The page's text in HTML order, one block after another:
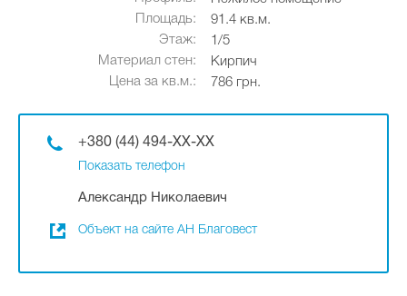
Площадь:
91.4 кв.м.
Этаж:
1/5
Материал стен:
Кирпич
Цена за кв.м.:
786 грн.
+380 (44) 494-XX-XX
Показать телефон
Александр Николаевич
Объект на сайте АН Благовест